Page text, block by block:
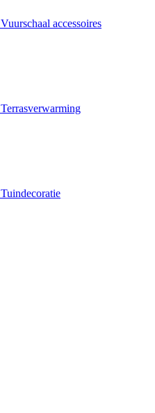
Vuurschaal accessoires
Terrasverwarming
Tuindecoratie